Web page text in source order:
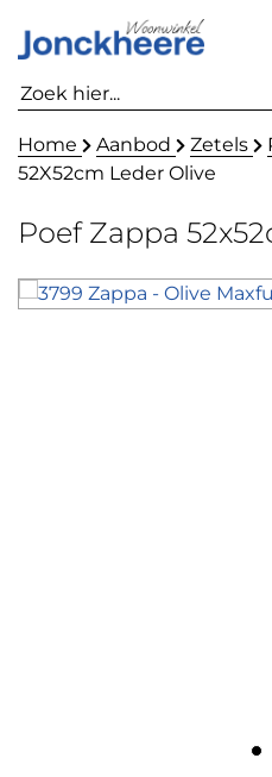
Home Aanbod Zetels
52X52cm Leder Olive
Poef Zappa